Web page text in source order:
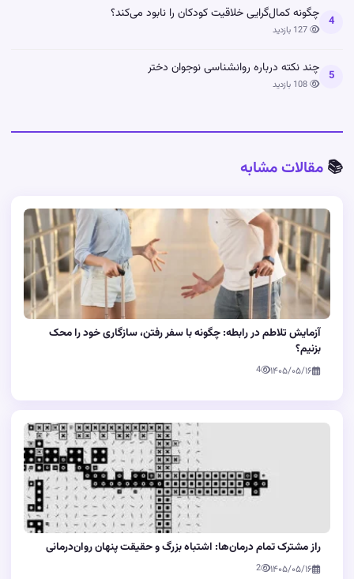
4 چگونه کمال‌گرایی خلاقیت کودکان را نابود می‌کند؟
5 چند نکته درباره روانشناسی نوجوان دختر
📚 مقالات مشابه
آزمایش تلاطم در رابطه: چگونه با سفر رفتن، سازگاری خود را محک
بزنیم؟
۱۴۰۵/۰۵/۱۶ 4
راز مشترک تمام درمان‌ها: اشتباه بزرگ و حقیقت پنهان روان‌درمانی
۱۴۰۵/۰۵/۱۶ 2